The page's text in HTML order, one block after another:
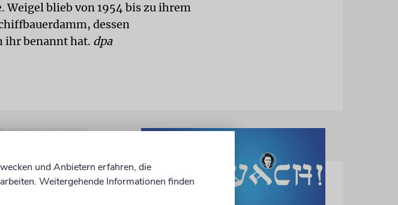
Weigel blieb von 1954 bis zu ihrem
dessen
ihr benannt hat. dpa
und Anbietern erfahren, die
Weitergehende Informationen finden